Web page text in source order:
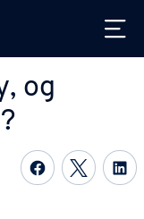
og
Del påDel